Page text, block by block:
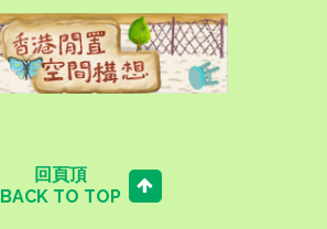
回頁頂
BACK TO TOP